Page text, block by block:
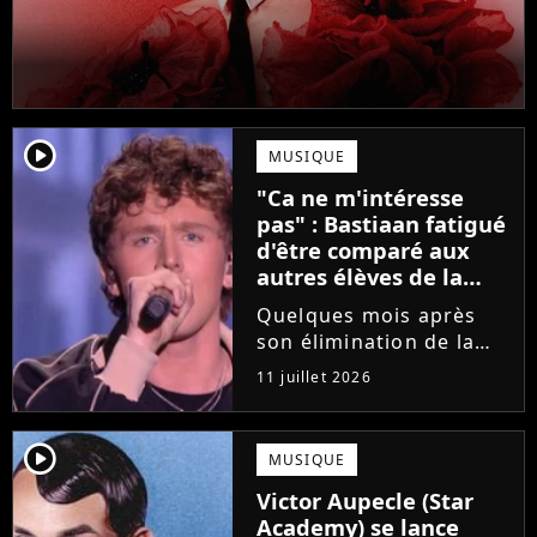
player2 MUSIQUE
"Ca ne m'intéresse
pas" : Bastiaan fatigué
d'être comparé aux
autres élèves de la
Star Academy
Quelques mois après
son élimination de la
Star Academy, Bastiaan
tente de lancer sa
carrière dans la
musique. Et pour ça, le
chanteur a récemment
dévoilé "Château", son
premier single....
11 juillet 2026
player2 MUSIQUE
Victor Aupecle (Star
Academy) se lance